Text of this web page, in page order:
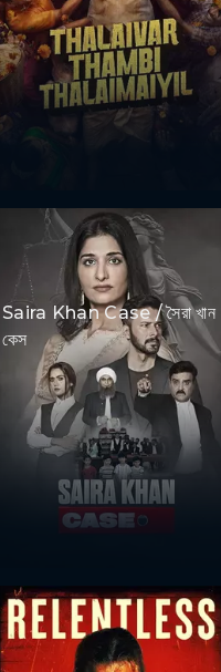
Saira Khan Case / সৈরা খান
কেস